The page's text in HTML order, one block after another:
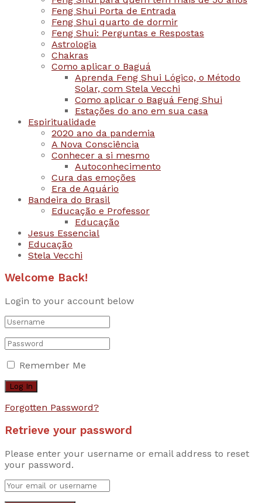
Feng Shui Porta de Entrada
Feng Shui quarto de dormir
Feng Shui: Perguntas e Respostas
Astrologia
Chakras
Como aplicar o Baguá
Aprenda Feng Shui Lógico, o Método
Solar, com Stela Vecchi
Como aplicar o Baguá Feng Shui
Estações do ano em sua casa
Espiritualidade
2020 ano da pandemia
A Nova Consciência
Conhecer a si mesmo
Autoconhecimento
Cura das emoções
Era de Aquário
Bandeira do Brasil
Educação e Professor
Educação
Jesus Essencial
Educação
Stela Vecchi
Welcome Back!
Login to your account below
Remember Me
Forgotten Password?
Retrieve your password
Please enter your username or email address to reset
your password.